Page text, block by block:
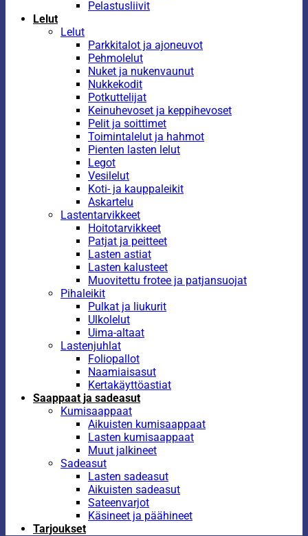
Pelastusliivit
Lelut
Lelut
Parkkitalot ja ajoneuvot
Pehmolelut
Nuket ja nukenvaunut
Nukkekodit
Potkuttelijat
Keinuhevoset ja keppihevoset
Pelit ja soittimet
Toimintalelut ja hahmot
Pienten lasten lelut
Legot
Vesilelut
Koti- ja kauppaleikit
Askartelu
Lastentarvikkeet
Hoitotarvikkeet
Patjat ja peitteet
Lasten astiat
Lasten kalusteet
Muovitettu frotee ja patjansuojat
Pihaleikit
Pulkat ja liukurit
Ulkolelut
Uima-altaat
Lastenjuhlat
Foliopallot
Naamiaisasut
Kertakäyttöastiat
Saappaat ja sadeasut
Kumisaappaat
Aikuisten kumisaappaat
Lasten kumisaappaat
Muut jalkineet
Sadeasut
Lasten sadeasut
Aikuisten sadeasut
Sateenvarjot
Käsineet ja päähineet
Tarjoukset